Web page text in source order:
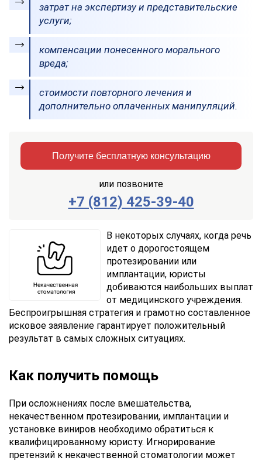
затрат на экспертизу и представительские
услуги;
компенсации понесенного морального
вреда;
стоимости повторного лечения и
дополнительно оплаченных манипуляций.
Получите бесплатную консультацию
или позвоните
+7 (812) 425-39-40
Заказать
Отправляя
данные,
Вы
соглашаетесь
Правилами
обработки
персональных
данных
В некоторых случаях, когда речь
идет о дорогостоящем
протезировании или
имплантации, юристы
добиваются наибольших выплат
от медицинского учреждения.
Беспроигрышная стратегия и грамотно составленное
исковое заявление гарантирует положительный
результат в самых сложных ситуациях.
Как получить помощь
При осложнениях после вмешательства,
некачественном протезировании, имплантации и
установке виниров необходимо обратиться к
квалифицированному юристу. Игнорирование
претензий к некачественной стоматологии может